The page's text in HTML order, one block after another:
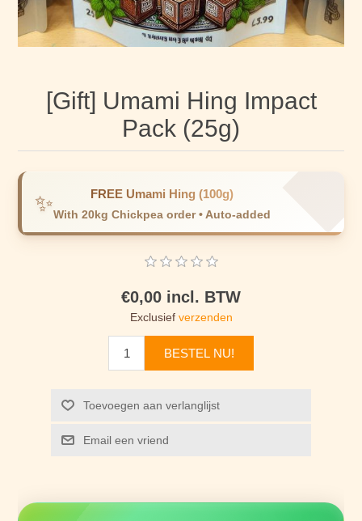
[Gift] Umami Hing Impact
Pack (25g)
✨ FREE Umami Hing (100g)
With 20kg Chickpea order • Auto-added
€0,00 incl. BTW
Exclusief verzenden
BESTEL NU!
Toevoegen aan verlanglijst
Email een vriend